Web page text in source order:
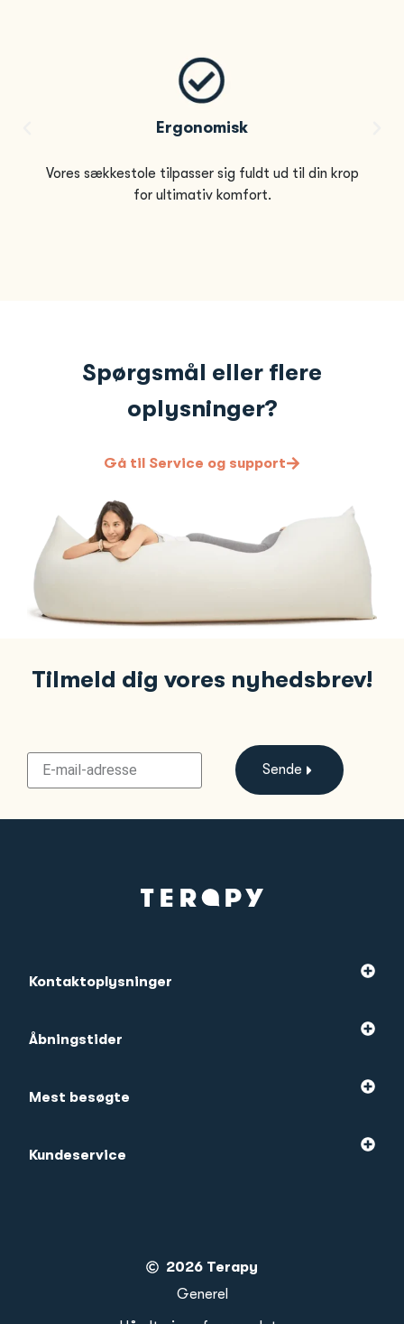
Ergonomisk
Vores sækkestole tilpasser sig fuldt ud til din krop
for ultimativ komfort.
Spørgsmål eller flere
oplysninger?
Gå til Service og support
Tilmeld dig vores nyhedsbrev!
Sende
Kontaktoplysninger
Åbningstider
Mest besøgte
Kundeservice
2026 Terapy
Generel